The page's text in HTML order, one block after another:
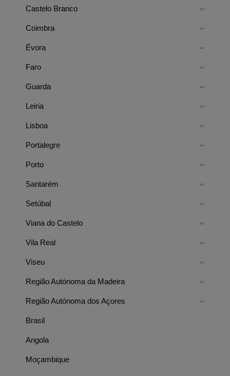
Castelo Branco
Coimbra
Évora
Faro
Guarda
Leiria
Lisboa
Portalegre
Porto
Santarém
Setúbal
Viana do Castelo
Vila Real
Viseu
Região Autónoma da Madeira
Região Autónoma dos Açores
Brasil
Angola
Moçambique